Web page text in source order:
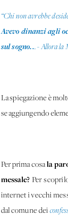
“Chi non avrebbe
Avevo dinanzi agli
sul sogno... - Allora la
La spiegazione è
se aggiungendo
Per prima cosala
messale?Per
internet i vecchi
dal comune dei